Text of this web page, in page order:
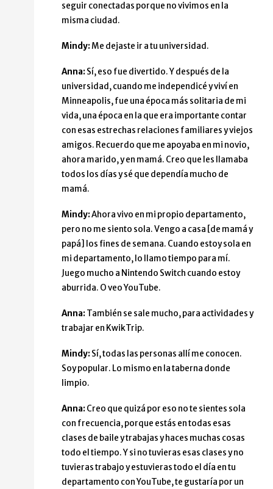
seguir conectadas porque no vivimos en la
misma ciudad.
Mindy: Me dejaste ir a tu universidad.
Anna: Sí, eso fue divertido. Y después de la
universidad, cuando me independicé y viví en
Minneapolis, fue una época más solitaria de mi
vida, una época en la que era importante contar
con esas estrechas relaciones familiares y viejos
amigos. Recuerdo que me apoyaba en mi novio,
ahora marido, y en mamá. Creo que les llamaba
todos los días y sé que dependía mucho de
mamá.
Mindy:Ahora vivo en mi propio departamento,
pero no me siento sola. Vengo a casa [de mamá y
papá] los fines de semana. Cuando estoy sola en
mi departamento, lo llamo tiempo para mí.
Juego mucho a Nintendo Switch cuando estoy
aburrida. O veo YouTube.
Anna: También se sale mucho, para actividades y
trabajar en KwikTrip.
Mindy: Sí, todas las personas allí me conocen.
Soy popular. Lo mismo en la taberna donde
limpio.
Anna: Creo que quizá por eso no te sientes sola
con frecuencia, porque estás en todas esas
clases de baile y trabajas y haces muchas cosas
todo el tiempo. Y si no tuvieras esas clases y no
tuvieras trabajo y estuvieras todo el día en tu
departamento con YouTube, te gustaría por un